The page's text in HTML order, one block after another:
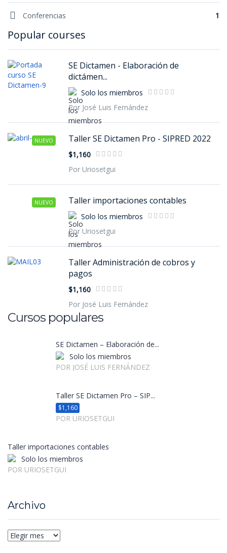
Conferencias 1
Popular courses
SE Dictamen - Elaboración de
dictámen...
Solo los miembros
Por José Luis Fernández
NUEVO Taller SE Dictamen Pro - SIPRED 2022
$1,160
Por Uriosetgui
NUEVO Taller importaciones contables
Solo los miembros
Por Uriosetgui
Taller Administración de cobros y
pagos
$1,160
Por José Luis Fernández
Cursos populares
SE Dictamen – Elaboración de...
Solo los miembros
POR JOSÉ LUIS FERNÁNDEZ
Taller SE Dictamen Pro – SIP...
$1,160
POR URIOSETGUI
Taller importaciones contables
Solo los miembros
POR URIOSETGUI
Archivo
Archivo